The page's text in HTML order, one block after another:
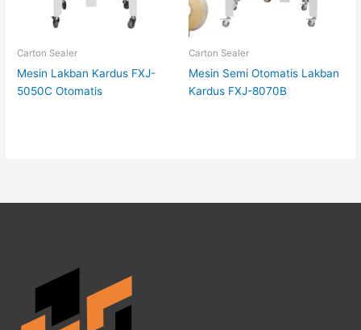
Carton Sealer
Mesin Lakban Kardus FXJ-
5050C Otomatis
Carton Sealer
Mesin Semi Otomatis Lakban
Kardus FXJ-8070B